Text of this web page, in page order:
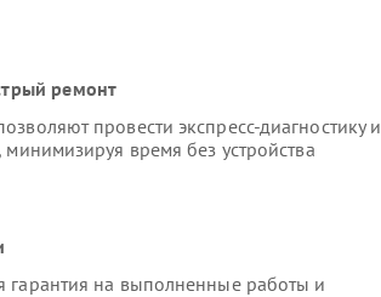
ремонт
провести экспресс-диагностику и
время без устройства
гарантия на выполненные работы и